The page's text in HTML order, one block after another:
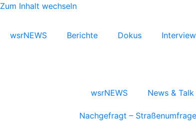
Zum Inhalt wechseln
wsrNEWS Berichte Dokus
wsrNEWS News & Talk
Nachgefragt – Straßenumfrage